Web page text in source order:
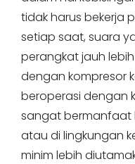
tidak harus bekerja
setiap saat, suara
perangkat jauh
dengan kompresor
beroperasi dengan
sangat bermanfaat
atau di lingkungan
minim lebih